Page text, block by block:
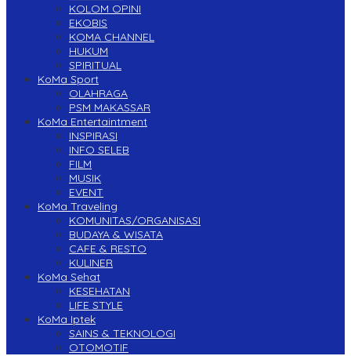
KOLOM OPINI
EKOBIS
KOMA CHANNEL
HUKUM
SPIRITUAL
KoMa Sport
OLAHRAGA
PSM MAKASSAR
KoMa Entertaintment
INSPIRASI
INFO SELEB
FILM
MUSIK
EVENT
KoMa Traveling
KOMUNITAS/ORGANISASI
BUDAYA & WISATA
CAFE & RESTO
KULINER
KoMa Sehat
KESEHATAN
LIFE STYLE
KoMa Iptek
SAINS & TEKNOLOGI
OTOMOTIF